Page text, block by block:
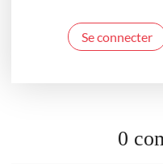
Se connecter
0